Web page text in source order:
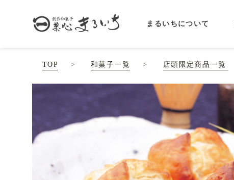
まるいちについて
TOP 和菓子一覧 店頭限定商品一覧